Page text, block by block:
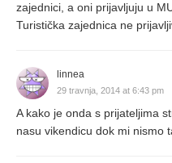
zajednici, a oni prijavljuju u
Turistička zajednica ne
linnea
29 travnja, 2014 at 6:43 pm
A kako je onda s prijateljima
nasu vikendicu dok mi nismo